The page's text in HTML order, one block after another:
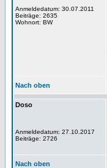
Anmeldedatum: 30.07.2011
Beiträge: 2635
Wohnort: BW
Nach oben
Doso
Anmeldedatum: 27.10.2017
Beiträge: 2726
Nach oben